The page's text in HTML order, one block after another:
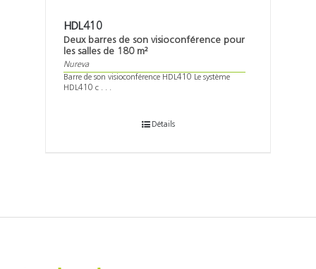
HDL410
Deux barres de son visioconférence pour
les salles de 180 m²
Nureva
Barre de son visioconférence HDL410 Le système
HDL410 c . . .
Détails